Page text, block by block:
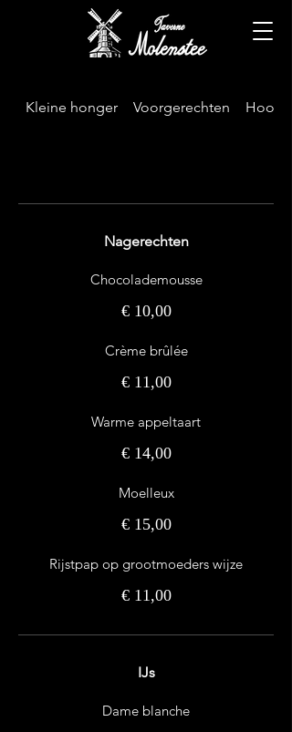
Kleine honger Voorgerechten
Nagerechten
Chocolademousse
€ 10,00
Crème brûlée
€ 11,00
Warme appeltaart
€ 14,00
Moelleux
€ 15,00
Rijstpap op grootmoeders wijze
€ 11,00
IJs
Dame blanche